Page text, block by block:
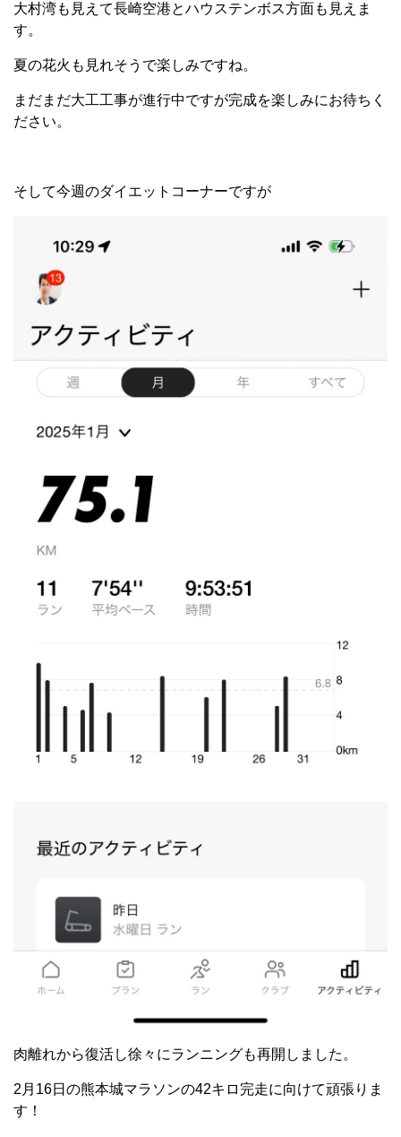
大村湾も見えて長崎空港とハウステンボス方面も見えま
す。
夏の花火も見れそうで楽しみですね。
まだまだ大工工事が進行中ですが完成を楽しみにお待ちく
ださい。
そして今週のダイエットコーナーですが
肉離れから復活し徐々にランニングも再開しました。
2月16日の熊本城マラソンの42キロ完走に向けて頑張りま
す！